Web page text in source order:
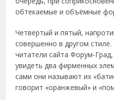
обтекаемые и объёмные
Четвёртый и пятый,
совершенно в другом
читатели сайта Форум-
увидеть два фирменных
сами они называют их
говорит «оранжевый» и